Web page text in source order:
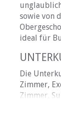
sowie von
ideal für
Die
Zimmer,
Zimmer,
Standard-